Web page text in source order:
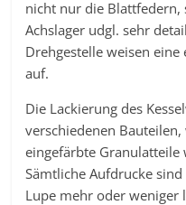
nicht nur die Blattfedern,
Achslager udgl. sehr
Drehgestelle weisen
auf.
Die Lackierung des
verschiedenen
eingefärbte
Sämtliche Aufdrucke
Lupe mehr oder weniger